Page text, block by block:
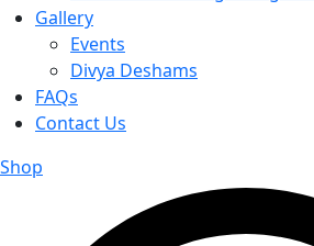
Gallery
Events
Divya Deshams
FAQs
Contact Us
Shop